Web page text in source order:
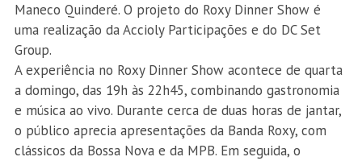
Maneco Quinderé. O projeto do Roxy Dinner Show é
uma realização da Accioly Participações e do DC Set
Group.
A experiência no Roxy Dinner Show acontece de quarta
a domingo, das 19h às 22h45, combinando gastronomia
e música ao vivo. Durante cerca de duas horas de jantar,
o público aprecia apresentações da Banda Roxy, com
clássicos da Bossa Nova e da MPB. Em seguida, o